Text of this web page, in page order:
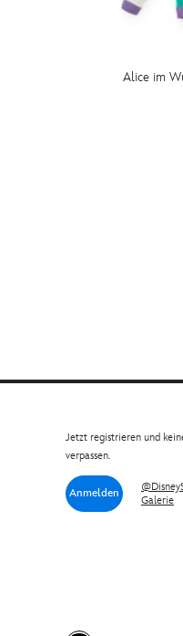
Alice im
Jetzt registrieren und
verpassen.
Anmelden
Galerie